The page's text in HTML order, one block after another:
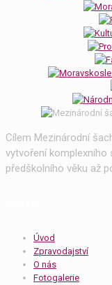
Cílem Mezinárodní
vytvoření komplexního
předškolního věku až
Úvod
Zpravodajství
O nás
Fotogalerie